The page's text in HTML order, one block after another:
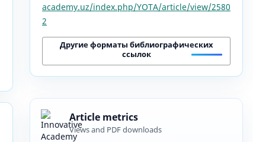
academy.uz/index.php/YOTA/article/view/2580
2
Другие форматы библиографических
ссылок
Article metrics
Views and PDF downloads